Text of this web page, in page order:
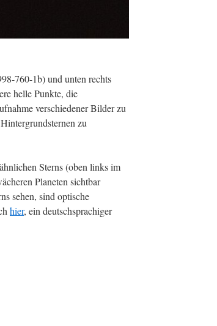
760-1b) und unten rechts
helle Punkte, die
verschiedener Bilder zu
zu
Sterns (oben links im
Planeten sichtbar
sehen, sind optische
hier, ein deutschsprachiger